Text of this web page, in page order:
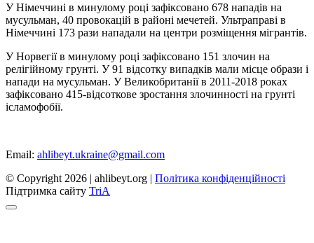
У Німеччині в минулому році зафіксовано 678 нападів на
мусульман, 40 провокацій в районі мечетей. Ультраправі в
Німеччині 173 рази нападали на центри розміщення мігрантів.
У Норвегії в минулому році зафіксовано 151 злочин на
релігійному грунті. У 91 відсотку випадків мали місце образи і
напади на мусульман. У Великобританії в 2011-2018 роках
зафіксовано 415-відсоткове зростання злочинності на грунті
ісламофобії.
Email: ahlibeyt.ukraine@gmail.com
© Copyright 2026 | ahlibeyt.org | Політика конфіденційності
Пiдтримка сайту TriA